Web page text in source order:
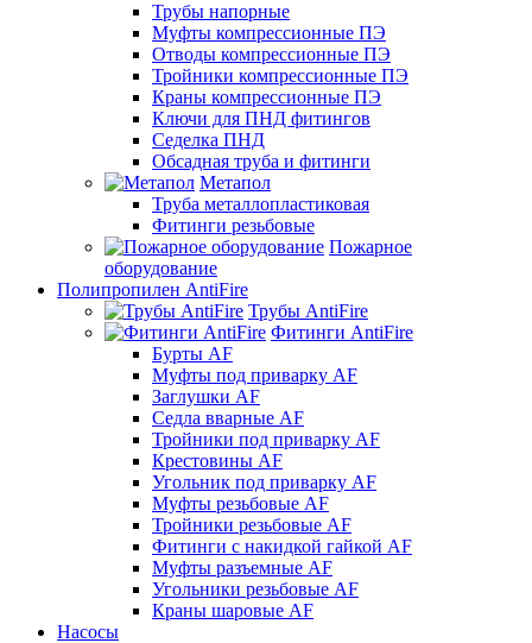
Трубы напорные
Муфты компрессионные ПЭ
Отводы компрессионные ПЭ
Тройники компрессионные ПЭ
Краны компрессионные ПЭ
Ключи для ПНД фитингов
Седелка ПНД
Обсадная труба и фитинги
Метапол
Труба металлопластиковая
Фитинги резьбовые
Пожарное
оборудование
Полипропилен AntiFire
Трубы AntiFire
Фитинги AntiFire
Бурты AF
Муфты под приварку AF
Заглушки AF
Седла вварные AF
Тройники под приварку AF
Крестовины AF
Угольник под приварку AF
Муфты резьбовые AF
Тройники резьбовые AF
Фитинги с накидкой гайкой AF
Муфты разъемные AF
Угольники резьбовые AF
Краны шаровые AF
Насосы